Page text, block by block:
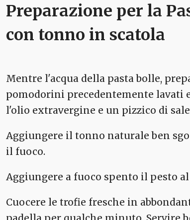
Preparazione per la
con tonno in scatola
Mentre l'acqua della pasta bolle,
pomodorini precedentemente lavati
l'olio extravergine e un pizzico di
Aggiungere il tonno naturale ben
il fuoco.
Aggiungere a fuoco spento il pesto
Cuocere le trofie fresche in